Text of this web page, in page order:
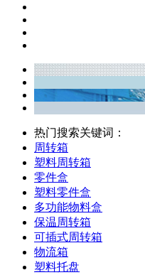
热门搜索关键词：
周转箱
塑料周转箱
零件盒
塑料零件盒
多功能物料盒
保温周转箱
可插式周转箱
物流箱
塑料托盘